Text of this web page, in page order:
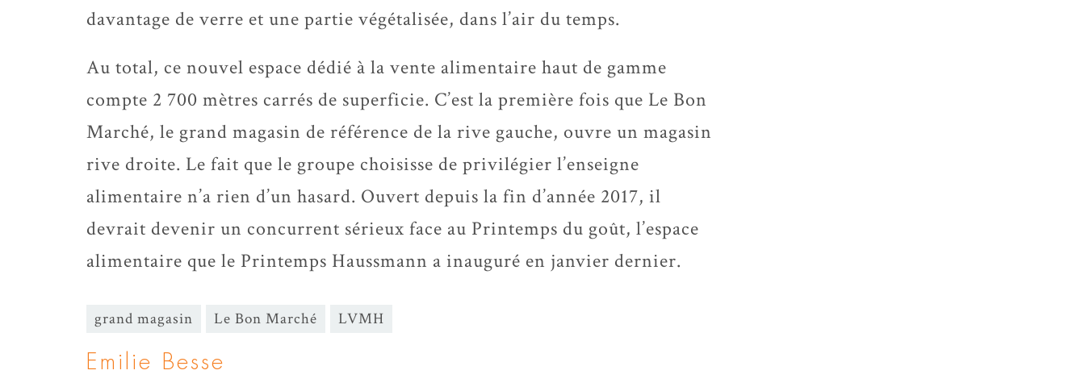
davantage de verre et une partie végétalisée, dans l’air du temps.
Au total, ce nouvel espace dédié à la vente alimentaire haut de gamme
compte 2 700 mètres carrés de superficie. C’est la première fois que Le Bon
Marché, le grand magasin de référence de la rive gauche, ouvre un magasin
rive droite. Le fait que le groupe choisisse de privilégier l’enseigne
alimentaire n’a rien d’un hasard. Ouvert depuis la fin d’année 2017, il
devrait devenir un concurrent sérieux face au Printemps du goût, l’espace
alimentaire que le Printemps Haussmann a inauguré en janvier dernier.
grand magasin Le Bon Marché LVMH
Emilie Besse